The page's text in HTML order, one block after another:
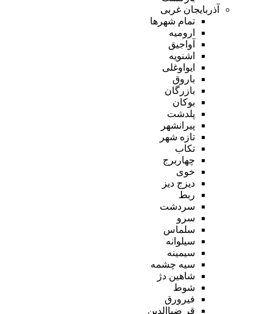
آذربایجان غربی
تمام شهر‌ها
ارومیه
آواجیق
اشنویه
ایواوغلی
باروق
بازرگان
بوکان
پلدشت
پیرانشهر
تازه شهر
تکاب
چهاربرج
خوی
دیزج دیز
ربط
سردشت
سرو
سلماس
سیلوانه
سیمینه
سیه چشمه
شاهین دژ
شوط
فیرورق
قر ضیاالدین